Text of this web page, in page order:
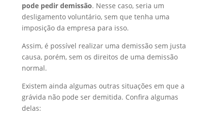
pode pedir demissão. Nesse caso, seria um
desligamento voluntário, sem que tenha uma
imposição da empresa para isso.
Assim, é possível realizar uma demissão sem justa
causa, porém, sem os direitos de uma demissão
normal.
Existem ainda algumas outras situações em que a
grávida não pode ser demitida. Confira algumas
delas: